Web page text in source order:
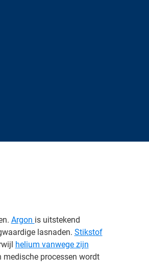
Argon is uitstekend
lasnaden. Stikstof
helium vanwege zijn
processen wordt